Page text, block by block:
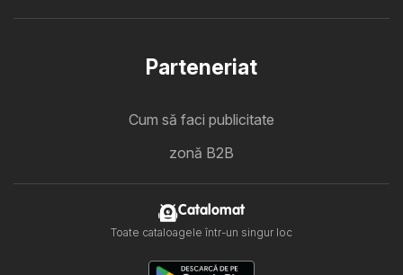
Parteneriat
Cum să faci publicitate
zonă B2B
Catalomat
Toate cataloagele într-un singur loc